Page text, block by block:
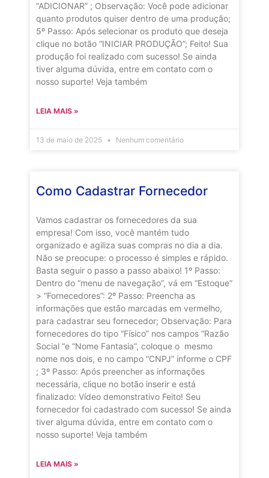
“ADICIONAR” ; Observação: Você pode adicionar
quanto produtos quiser dentro de uma produção;
5º Passo: Após selecionar os produto que deseja
clique no botão “INICIAR PRODUÇÃO”; Feito! Sua
produção foi realizado com sucesso! Se ainda
tiver alguma dúvida, entre em contato com o
nosso suporte! Veja também
LEIA MAIS »
13 de maio de 2025 Nenhum comentário
Como Cadastrar Fornecedor
Vamos cadastrar os fornecedores da sua
empresa! Com isso, você mantém tudo
organizado e agiliza suas compras no dia a dia.
Não se preocupe: o processo é simples e rápido.
Basta seguir o passo a passo abaixo! 1º Passo:
Dentro do “menu de navegação”, vá em “Estoque”
> “Fornecedores”: 2º Passo: Preencha as
informações que estão marcadas em vermelho,
para cadastrar seu fornecedor; Observação: Para
fornecedores do tipo “Físico” nos campos “Razão
Social “e “Nome Fantasia”, coloque o mesmo
nome nos dois, e no campo “CNPJ” informe o CPF
; 3º Passo: Após preencher as informações
necessária, clique no botão inserir e está
finalizado: Vídeo demonstrativo Feito! Seu
fornecedor foi cadastrado com sucesso! Se ainda
tiver alguma dúvida, entre em contato com o
nosso suporte! Veja também
LEIA MAIS »